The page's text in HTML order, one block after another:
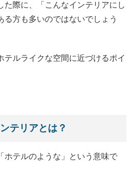
た際に、「こんなインテリアにし
る方も多いのではないでしょう
テルライクな空間に近づけるポイ
テリアとは？
ホテルのような」という意味で